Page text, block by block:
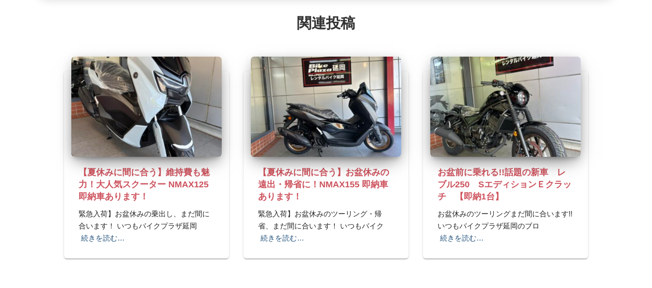
関連投稿
【夏休みに間に合う】維持費も魅
力！大人気スクーター NMAX125
即納車あります！
緊急入荷】お盆休みの乗出し、まだ間に
合います！ いつもバイクプラザ延岡
続きを読む…
【夏休みに間に合う】お盆休みの
遠出・帰省に！NMAX155 即納車
あります！
緊急入荷】お盆休みのツーリング・帰
省、まだ間に合います！ いつもバイク
続きを読む…
お盆前に乗れる!!話題の新車 レ
ブル250 SエディションＥクラッ
チ 【即納1台】
お盆休みのツーリングまだ間に合います!!
いつもバイクプラザ延岡のブロ
続きを読む…